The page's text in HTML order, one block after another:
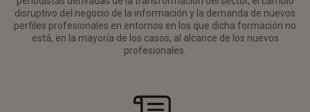
disruptivo del negocio de la información y la demanda de nuevos
perfiles profesionales en entornos en los que dicha formación no
está, en la mayoría de los casos, al alcance de los nuevos
profesionales.